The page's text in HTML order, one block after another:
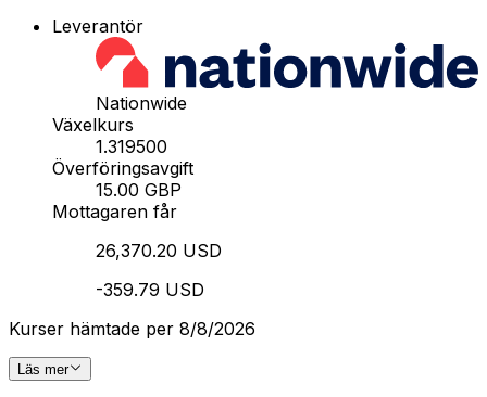
Leverantör
Nationwide
Växelkurs
1.319500
Överföringsavgift
15.00 GBP
Mottagaren får
26,370.20 USD
-359.79 USD
Kurser hämtade per 8/8/2026
Läs mer